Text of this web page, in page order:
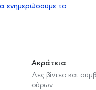
ενημερώσουμε το
Ακράτεια
Δες βίντεο και
ούρων